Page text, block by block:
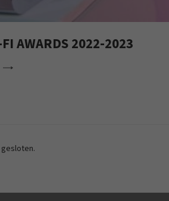
AWARDS 2022-2023